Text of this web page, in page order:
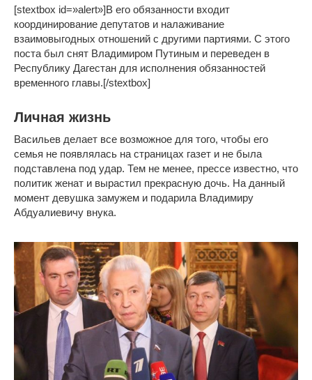
[stextbox id=»alert»]В его обязанности входит
координирование депутатов и налаживание
взаимовыгодных отношений с другими партиями. С этого
поста был снят Владимиром Путиным и переведен в
Республику Дагестан для исполнения обязанностей
временного главы.[/stextbox]
Личная жизнь
Васильев делает все возможное для того, чтобы его
семья не появлялась на страницах газет и не была
подставлена под удар. Тем не менее, прессе известно, что
политик женат и вырастил прекрасную дочь. На данный
момент девушка замужем и подарила Владимиру
Абдуалиевичу внука.